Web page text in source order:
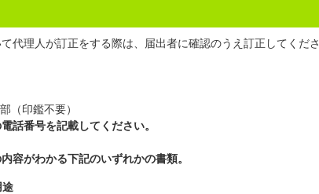
代理人が訂正をする際は、届出者に確認のうえ訂正してくださ
（印鑑不要）
話番号を記載してください。
容がわかる下記のいずれかの書類。
途